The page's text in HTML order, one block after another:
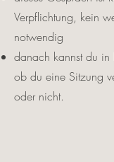
Verpflichtung, kein
notwendig
danach kannst du in
ob du eine Sitzung
oder nicht.